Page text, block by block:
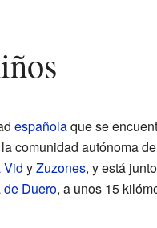
españolaque se
comunidad autónoma de
Vid yZuzones, y está
Duero, a unos 15